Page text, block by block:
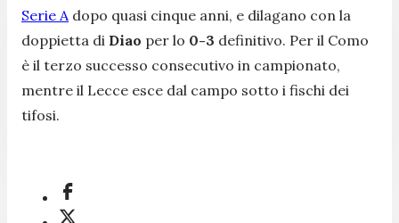
Serie A dopo quasi cinque anni, e dilagano con la
doppietta di Diao per lo 0-3 definitivo. Per il Como
è il terzo successo consecutivo in campionato,
mentre il Lecce esce dal campo sotto i fischi dei
tifosi.